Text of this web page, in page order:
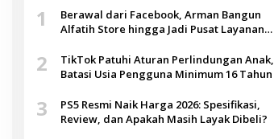
1
Berawal dari Facebook, Arman Bangun
Alfatih Store hingga Jadi Pusat Layanan
2
TikTok Patuhi Aturan Perlindungan Anak,
Batasi Usia Pengguna Minimum 16 Tahun
3
PS5 Resmi Naik Harga 2026: Spesifikasi,
Review, dan Apakah Masih Layak Dibeli?